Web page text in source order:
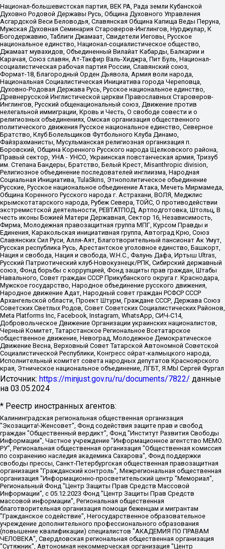
Национал-большевистская партия, ВЕК РА, Рада земли Кубанской
Духовно Родовой Державы Русь, Община Духовного Управления
Асгардской Веси Беловодья, Славянская Община Капища Веды Перуна,
Мужская Духовная Семинария Староверов-Инглингов, Нурджулар, К
Богодержавию, Таблиги Джамаат, Свидетели Иеговы, Русское
национальное единство, Национал-социалистическое общество,
Джамаат мувахидов, Объединенный Вилайат Кабарды, Балкарии и
Карачая, Союз славян, Ат-Такфир Валь-Хиджра, Пит Буль, Национал-
социалистическая рабочая партия России, Славянский союз,
Формат-18, Благородный Орден Дьявола, Армия воли народа,
Национальная Социалистическая Инициатива города Череповца,
Духовно-Родовая Держава Русь, Русское национальное единство,
Древнерусской Инглистической церкви Православных Староверов-
Инглингов, Русский общенациональный союз, Движение против
нелегальной иммиграции, Кровь и Честь, О свободе совести и о
религиозных объединениях, Омская организация общественного
политического движения Русское национальное единство, Северное
Братство, Клуб Болельщиков Футбольного Клуба Динамо,
Файзрахманисты, Мусульманская религиозная организация п.
Боровский, Община Коренного Русского народа Щелковского района,
Правый сектор, УНА - УНСО, Украинская повстанческая армия, Тризуб
им. Степана Бандеры, Братство, Белый Крест, Misanthropic division,
Религиозное объединение последователей инглиизма, Народная
Социальная Инициатива, TulaSkins, Этнополитическое объединение
Русские, Русское национальное объединение Атака, Мечеть Мирмамеда,
Община Коренного Русского народа г. Астрахани, ВОЛЯ, Меджлис
крымскотатарского народа, Рубеж Севера, ТОЙС, О противодействии
экстремистской деятельности, РЕВТАТПОД, Артподготовка, Штольц, В
честь иконы Божией Матери Державная, Сектор 16, Независимость,
Фирма, Молодежная правозащитная группа МПГ, Курсом Правды и
Единения, Каракольская инициативная группа, Автоград Крю, Союз
Славянских Сил Руси, Алля-Аят, Благотворительный пансионат Ак Умут,
Русская республика Русь, Арестантское уголовное единство, Башкорт,
Нация и свобода, Нация и свобода, W.H.С., Фалунь Дафа, Иртыш Ultras,
Русский Патриотический клуб-Новокузнецк/РПК, Сибирский державный
союз, Фонд борьбы с коррупцией, Фонд защиты прав граждан, Штабы
Навального, Совет граждан СССР Прикубанского округа г. Краснодара,
Мужское государство, Народное объединение русского движения,
Народное движение Адат, Народный совет граждан РСФСР СССР
Архангельской области, Проект Штурм, Граждане СССР, Держава Союз
Советских Светлых Родов, Совет Советских Социалистических Районов,
Meta Platforms Inc, Facebook, Instagram, WhatsApp, СИЧ-С14,
Добровольческое Движение Организации украинских националистов,
Черный Комитет, Татарстанское Региональное Всетатарское
общественное движение, Невоград, Молодежное Демократическое
Движение Весна, Верховный Совет Татарской Автономной Советской
Социалистической Республики, Конгресс ойрат-калмыцкого народа,
Исполнительный комитет совета народных депутатов Красноярского
края, Этническое национальное объединение, ЛГБТ, Я.МЫ Сергей Фургал
Источник: https://minjust.gov.ru/ru/documents/7822/ данные
на 03.05.2024
* Реестр иностранных агентов:
Калининградская региональная общественная организация "Экозащита!-Женсовет", Фонд содействия защите прав и свобод граждан "Общественный вердикт", Фонд "Институт Развития Свободы Информации", Частное учреждение "Информационное агентство МЕМО. РУ", Региональная общественная организация "Общественная комиссия по сохранению наследия академика Сахарова", Фонд поддержки свободы прессы, Санкт-Петербургская общественная правозащитная организация "Гражданский контроль", Межрегиональная общественная организация "Информационно-просветительский центр "Мемориал", Региональный Фонд "Центр Защиты Прав Средств Массовой Информации", с 05.12.2023 Фонд "Центр Защиты Прав Средств массовой информации", Региональная общественная благотворительная организация помощи беженцам и мигрантам "Гражданское содействие", Негосударственное образовательное учреждение дополнительного профессионального образования (повышение квалификации) специалистов "АКАДЕМИЯ ПО ПРАВАМ ЧЕЛОВЕКА", Свердловская региональная общественная организация "Сутяжник", Автономная некоммерческая организация "Центр независимых социологических исследований", Союз общественных объединений "Российский исследовательский центр по правам человека", Региональное общественное учреждение научно-информационный центр "МЕМОРИАЛ", Некоммерческая организация "Фонд защиты гласности", Автономная некоммерческая организация "Институт прав человека", Городская общественная организация "Екатеринбургское общество "МЕМОРИАЛ", Городская общественная организация "Рязанское историко-просветительское и правозащитное общество "Мемориал" (Рязанский Мемориал), Челябинский региональный орган общественной самодеятельности – женское общественное объединение "Женщины Евразии", Челябинский региональный орган общественной самодеятельности "Уральская правозащитная группа", Фонд содействия защите здоровья и социальной справедливости имени Андрея Рылькова, Автономная Некоммерческая Организация "Аналитический Центр Юрия Левады", Автономная некоммерческая организация социальной поддержки населения "Проект Апрель", Региональная общественная организация помощи женщинам и детям, находящимся в кризисной ситуации "Информационно-методический центр "Анна", Фонд содействия развитию массовых коммуникаций и правовому просвещению "Так-так-Так", Фонд содействия устойчивому развитию "Серебряная тайга", Свердловский региональный общественный фонд социальных проектов "Новое время", "Idel.Реалии", Кавказ.Реалии, Крым.Реалии, Телеканал Настоящее Время, Татаро-башкирская служба Радио Свобода (Azatliq Radiosi), Радио Свободная Европа/Радио Свобода (PCE/PC), "Сибирь.Реалии", "Фактограф", Благотворительный фонд помощи осужденным и их семьям, Автономная некоммерческая организация "Институт глобализации и социальных движений", Фонд "В защиту прав заключенных", Частное учреждение "Центр поддержки и содействия развитию средств массовой информации", Пензенский региональный общественный благотворительный фонд "Гражданский союз", "Север.Реалии", Некоммерческая организация Фонд "Правовая инициатива", Общество с ограниченной ответственностью "Радио Свободная Европа/Радио Свобода", Чешское информационное агентство "MEDIUM-ORIENT", Красноярская региональная общественная организация "Мы против СПИДа", Камалягин Денис Николаевич, Маркелов Сергей Евгеньевич, Пономарев Лев Александрович, Савицкая Людмила Алексеевна, Автономная некоммерческая организация "Центр по работе с проблемой насилия "НАСИЛИЮ.НЕТ", Межрегиональный профессиональный союз работников здравоохранения "Альянс врачей", Юридическое лицо, зарегистрированное в Латвийской Республике, SIA "Medusa Project" (регистрационный номер 40103797863, дата регистрации 10.06.2014), Некоммерческая организация "Фонд по борьбе с коррупцией", Автономная некоммерческая организация "Институт права и публичной политики", Баданин Роман Сергеевич, Гликин Максим Александрович, Железнова Мария Михайловна, Лукьянова Юлия Сергеевна, Маетная Елизавета Витальевна, Маняхин Петр Борисович, Чуракова Ольга Владимировна, Ярош Юлия Петровна, Юридическое лицо "The Insider SIA", зарегистрированное в Риге, Латвийская Республика (дата регистрации 26.06.2015), являющееся администратором доменного имени интернет-издания "The Insider SIA", https://theins.ru, Постернак Алексей Евгеньевич, Рубин Михаил Аркадьевич, Анин Роман Александрович, Юридическое лицо Istories fonds, зарегистрированное в Латвийской Республике (регистрационный номер 50008295751, дата регистрации 24.02.2020), Великовский Дмитрий Александрович, Долинина Ирина Николаевна, Мароховская Алеся Алексеевна, Шлейнов Роман Юрьевич, Шмагун Олеся Валентиновна, Общество с ограниченной ответственностью "Альтаир 2021", Общество с ограниченной ответственностью "Вега 2021", Общество с ограниченной ответственностью "Главный редактор 2021", Общество с ограниченной ответственностью "Ромашки монолит", Важенков Артем Валерьевич, Ивановская областная общественная организация "Центр гендерных исследований", Гурман Юрий Альбертович, Медиапроект "ОВД-Инфо", Егоров Владимир Владимирович, Жилинский Владимир Александрович, Общество с ограниченной ответственностью "ЗП", Иванова София Юрьевна, Карезина Инна Павловна, Кильтау Екатерина Викторовна, Петров Алексей Викторович, Пискунов Сергей Евгеньевич, Смирнов Сергей Сергеевич, Тихонов Михаил Сергеевич, Общество с ограниченной ответственностью "ЖУРНАЛИСТ-ИНОСТРАННЫЙ АГЕНТ", Арапова Галина Юрьевна, Вольтская Татьяна Анатольевна, Американская компания "Mason G.E.S. Anonymous Foundation" (США), являющаяся владельцем интернет-издания https://mnews.world/, Компания "Stichting Bellingcat", зарегистрированная в Нидерландах (дата регистрации 11.07.2018), Захаров Андрей Вячеславович, Клепиковская Екатерина Дмитриевна, Общество с ограниченной ответственностью "МЕМО", Перл Роман Александрович, Симонов Евгений Алексеевич, Соловьева Елена Анатольевна, Сотников Даниил Владимирович, Сурначева Елизавета Дмитриевна, Автономная некоммерческая организация по защите прав человека и информированию населения "Якутия – Наше Мнение", Общество с ограниченной ответственностью "Москоу диджитал медиа", с 26.01.2023 Общество с ограниченной ответственностью "Чайка Белые сады", Ветошкина Валерия Валерьевна, Заговора Максим Александрович, Межрегиональное общественное движение "Российская ЛГБТ - сеть", Оленичев Максим Владимирович, Павлов Иван Юрьевич, Скворцова Елена Сергеевна, Общество с ограниченной ответственностью "Как бы инагент", Кочетков Игорь Викторович, Общество с ограниченной ответственностью "Честные выборы", Еланчик Олег Александрович, Общество с ограниченной ответственностью "Нобелевский призыв", Гималова Регина Эмилевна, Григорьев Андрей Валерьевич, Григорьева Алина Александровна, Ассоциация по содействию защите прав призывников, альтернативнослужащих и военнослужащих "Правозащитная группа "Гражданин.Армия.Право", Хисамова Регина Фаритовна, Автономная некоммерческая организация по реализации социально-правовых программ "Лилит", Дальневосточное общественное движение "Маяк", Санкт-Петербургская ЛГБТ-инициативная группа "Выход", Инициативная группа ЛГБТ+ "Реверс", Алексеев Андрей Викторович, Бекбулатова Таисия Львовна, Беляев Иван Михайлович, Владыкина Елена Сергеевна, Гельман Марат Александрович, Никульшина Вероника Юрьевна, Толоконникова Надежда Андреевна, Шендерович Виктор Анатольевич, Общество с ограниченной ответственностью "Данное сообщение", Общество с ограниченной ответственностью Издательский дом "Новая глава", Айнбиндер Александра Александровна, Московский комьюнити-центр для ЛГБТ+инициатив, Благотворительный фонд развития филантропии, Deutsche Welle (Германия, Kurt-Schumacher-Strasse 3, 53113 Bonn), Борзунова Мария Михайловна, Воробьев Виктор Викторович, Голубева Анна Львовна, Константинова Алла Михайловна, Малкова Ирина Владимировна, Мурадов Мурад Абдулгалимович, Осетинская Елизавета Николаевна, Понасенков Евгений Николаевич, Ганапольский Матвей Юрьевич, Киселев Евгений Алексеевич, Борухович Ирина Григорьевна, Дремин Иван Тимофеевич, Дубровский Дмитрий Викторович, Красноярская региональная общественная организация поддержки и развития альтернативных образовательных технологий и межкультурных коммуникаций "ИНТЕРРА", Маяковская Екатерина Алексеевна, Фейгин Марк Захарович, Филимонов Андрей Викторович, Дзугкоева Регина Николаевна, Доброхотов Роман Александрович, Дудь Юрий Александрович, Елкин Сергей Владимирович, Кругликов Кирилл Игоревич, Сабунаева Мария Леонидовна, Семенов Алексей Владимирович, Шаинян Карен Багратович, Шульман Екатерина Михайловна, Асафьев Артур Валерьевич, Вахштайн Виктор Семенович, Венедиктов Алексей Алексеевич, Лушникова Екатерина Евгеньевна, Волков Леонид Михайлович, Невзоров Александр Глебович, Пархоменко Сергей Борисович, Сироткин Ярослав Николаевич, Кара-Мурза Владимир Владимирович, Баранова Наталья Владимировна, Гозман Леонид Яковлевич, Кагарлицкий Борис Юльевич, Климарев Михаил Валерьевич, Милов Владимир Станиславович, Автономная некоммерческая организация Краснодарский центр современного искусства "Типография", Моргенштерн Алишер Тагирович, Соболь Любовь Эдуардовна, Общество с ограниченной ответственностью "ЛИЗА НОРМ", Каспаров Гарри Кимович, Ходорковский Михаил Борисович, Общество с ограниченной ответственностью "Апрельские тезисы", Данилович Ирина Брониславовна, Кашин Олег Владимирович, Петров Николай Владимирович, Пивоваров Алексей Владимирович, Соколов Михаил Владимирович, Цветкова Юлия Владимировна, Чичваркин Евгений Александрович, Комитет против пыток/Команда против пыток, Общество с ограниченной ответственностью "Первый научный", Общество с ограниченной ответственностью "Вертолет и ко", Белоцерковская Вероника Борисовна, Кац Максим Евгеньевич, Лазарева Татьяна Юрьевна, Шаведдинов Руслан Табризович, Яшин Илья Валерьевич, Общество с ограниченной ответственностью "Иноагент ААВ", Алешковский Дмитрий Петрович, Альбац Евгения Марковна, Быков Дмитрий Львович, Галямина Юлия Евгеньевна, Лойко Сергей Леонидович, Мартынов Кирилл Константинович, Медведев Сергей Александрович, Крашенинников Федор Геннадиевич, Гордеева Катерина Вл